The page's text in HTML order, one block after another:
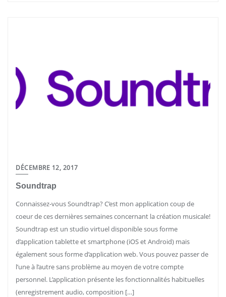
DÉCEMBRE 12, 2017
Soundtrap
Connaissez-vous Soundtrap? C’est mon application coup de
coeur de ces dernières semaines concernant la création musicale!
Soundtrap est un studio virtuel disponible sous forme
d’application tablette et smartphone (iOS et Android) mais
également sous forme d’application web. Vous pouvez passer de
l’une à l’autre sans problème au moyen de votre compte
personnel. L’application présente les fonctionnalités habituelles
(enregistrement audio, composition […]